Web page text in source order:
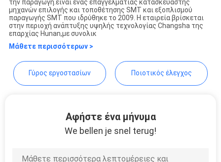
LINE
ΧΆΡΤΗΣ
ΙΣΤΟΣΕΛΊΔΑΣ
ΑΠΟΡΡΉΤΟΥ
την παραγωγή.είναι ένας επαγγελματίας κατασκευαστής
μηχανών επιλογής και τοποθέτησης SMT και εξοπλισμού
παραγωγής SMT που ιδρύθηκε το 2009. Η εταιρεία βρίσκεται
στην περιοχή ανάπτυξης υψηλής τεχνολογίας Changsha της
επαρχίας Hunan,με συνολικ
Μάθετε περισσότερων >
Γύρος εργοστασίων Ποιοτικός έλεγχος
Αφήστε ένα μήνυμα
We bellen je snel terug!